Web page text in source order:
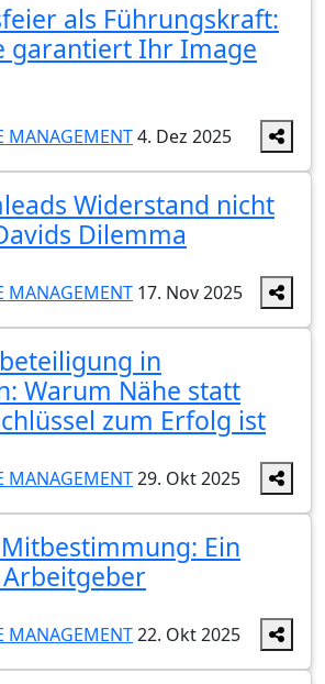
als Führungskraft:
garantiert Ihr Image
MANAGEMENT4. Dez 2025
Widerstand nicht
Dilemma
MANAGEMENT 17. Nov 2025
in
Warum Nähe statt
zum Erfolg ist
MANAGEMENT29. Okt 2025
Ein
MANAGEMENT22. Okt 2025